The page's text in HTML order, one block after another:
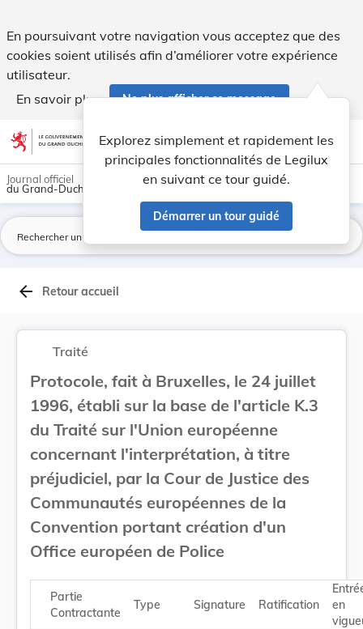
En poursuivant votre navigation vous acceptez que des
cookies soient utilisés afin d’améliorer votre expérience
utilisateur.
En savoir plus
Ne plus afficher ce message
Aller au contenu account_circle help Aide
Explorez simplement et rapidement les
principales fonctionnalités de Legilux
en suivant ce tour guidé.
Démarrer un tour guidé
light_mode dark_mode
Journal officiel
du Grand-Duché de Luxembourg
arrow_back Retour accueil
Traité
Protocole, fait à Bruxelles, le 24 juillet
1996, établi sur la base de l'article K.3
du Traité sur l'Union européenne
concernant l'interprétation, à titre
préjudiciel, par la Cour de Justice des
Communautés européennes de la
Convention portant création d'un
Office européen de Police
Partie
Contractante
Type Signature Ratification
en